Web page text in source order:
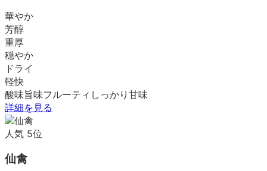
華やか
芳醇
重厚
穏やか
ドライ
軽快
酸味旨味フルーティ しっかり 甘味
詳細を見る
人気 5位
仙禽